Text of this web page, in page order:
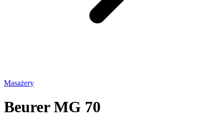
Masażery
Beurer MG 70